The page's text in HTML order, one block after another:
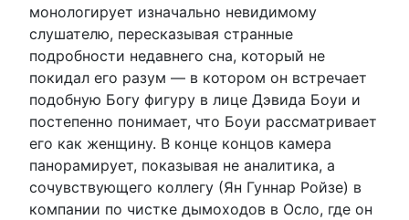
монологирует изначально невидимому
слушателю, пересказывая странные
подробности недавнего сна, который не
покидал его разум — в котором он встречает
подобную Богу фигуру в лице Дэвида Боуи и
постепенно понимает, что Боуи рассматривает
его как женщину. В конце концов камера
панорамирует, показывая не аналитика, а
сочувствующего коллегу (Ян Гуннар Ройзе) в
компании по чистке дымоходов в Осло, где он